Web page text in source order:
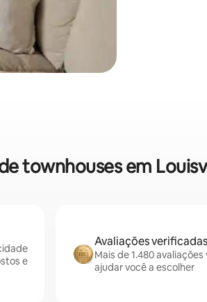
townhouses em
e
Avaliações
Mais de 1.480
ajudar você a escolher